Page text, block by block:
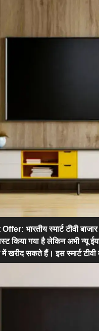
Offer: भारतीय स्मार्ट टीवी
किया गया है लेकिन अभी न्यू
सकते हैं। इस स्मार्ट टीवी